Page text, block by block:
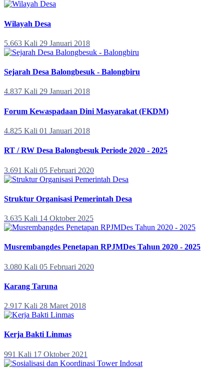
Wilayah Desa
5.663 Kali 29 Januari 2018
Sejarah Desa Balongbesuk - Balongbiru
4.837 Kali 29 Januari 2018
Forum Kewaspadaan Dini Masyarakat (FKDM)
4.825 Kali 01 Januari 2018
RT / RW Desa Balongbesuk Periode 2020 - 2025
3.691 Kali 05 Februari 2020
Struktur Organisasi Pemerintah Desa
3.635 Kali 14 Oktober 2025
Musrembangdes Penetapan RPJMDes Tahun 2020 - 2025
3.080 Kali 05 Februari 2020
Karang Taruna
2.917 Kali 28 Maret 2018
Kerja Bakti Linmas
991 Kali 17 Oktober 2021